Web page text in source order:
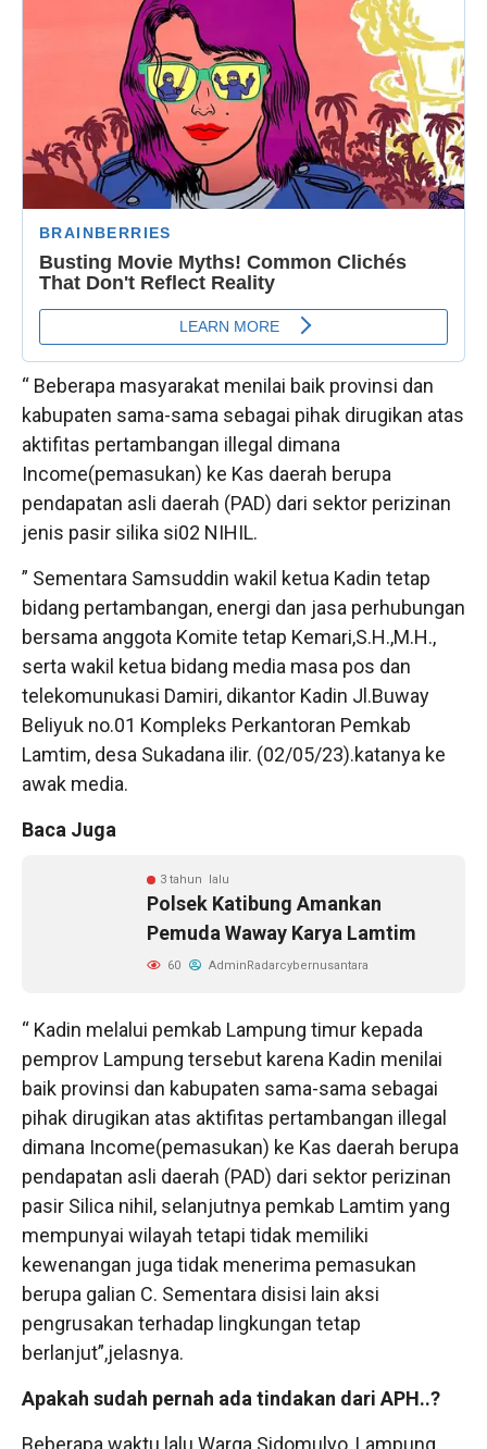
“ Beberapa masyarakat menilai baik provinsi dan
kabupaten sama-sama sebagai pihak dirugikan atas
aktifitas pertambangan illegal dimana
Income(pemasukan) ke Kas daerah berupa
pendapatan asli daerah (PAD) dari sektor perizinan
jenis pasir silika si02 NIHIL.
” Sementara Samsuddin wakil ketua Kadin tetap
bidang pertambangan, energi dan jasa perhubungan
bersama anggota Komite tetap Kemari,S.H.,M.H.,
serta wakil ketua bidang media masa pos dan
telekomunukasi Damiri, dikantor Kadin Jl.Buway
Beliyuk no.01 Kompleks Perkantoran Pemkab
Lamtim, desa Sukadana ilir. (02/05/23).katanya ke
awak media.
Baca Juga
3 tahun lalu
Polsek Katibung Amankan
Pemuda Waway Karya Lamtim
60 AdminRadarcybernusantara
“ Kadin melalui pemkab Lampung timur kepada
pemprov Lampung tersebut karena Kadin menilai
baik provinsi dan kabupaten sama-sama sebagai
pihak dirugikan atas aktifitas pertambangan illegal
dimana Income(pemasukan) ke Kas daerah berupa
pendapatan asli daerah (PAD) dari sektor perizinan
pasir Silica nihil, selanjutnya pemkab Lamtim yang
mempunyai wilayah tetapi tidak memiliki
kewenangan juga tidak menerima pemasukan
berupa galian C. Sementara disisi lain aksi
pengrusakan terhadap lingkungan tetap
berlanjut”,jelasnya.
Apakah sudah pernah ada tindakan dari APH..?
Beberapa waktu lalu Warga Sidomulyo, Lampung